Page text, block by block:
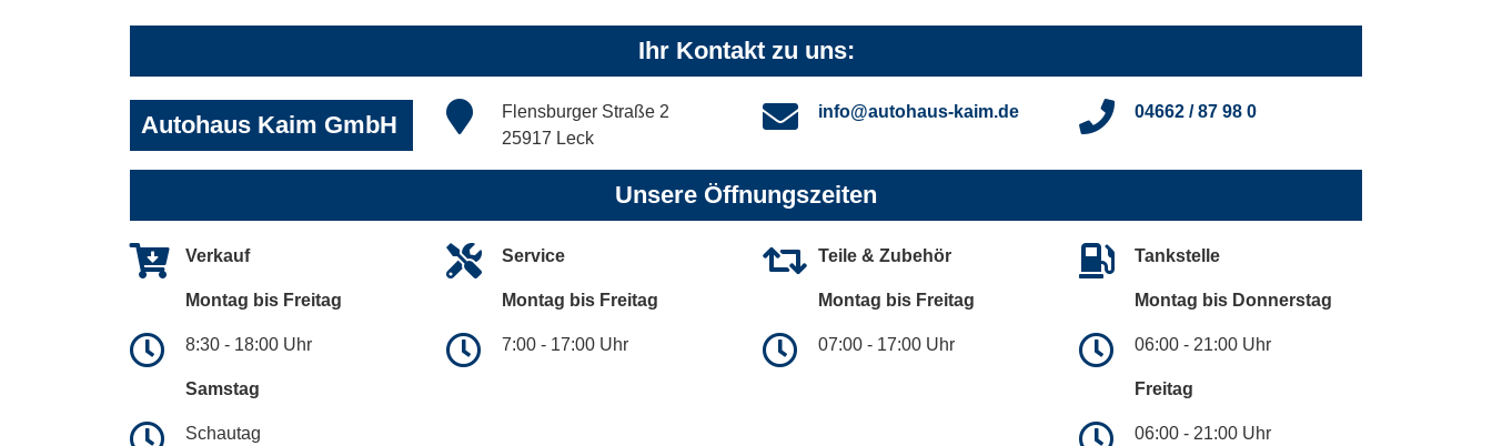
Ihr Kontakt zu uns:
Autohaus Kaim GmbH
Flensburger Straße 2
25917 Leck
info@autohaus-kaim.de 04662 / 87 98 0
Unsere Öffnungszeiten
Verkauf
Montag bis Freitag
8:30 - 18:00 Uhr
Samstag
Schautag
Service
Montag bis Freitag
7:00 - 17:00 Uhr
Teile & Zubehör
Montag bis Freitag
07:00 - 17:00 Uhr
Tankstelle
Montag bis Donnerstag
06:00 - 21:00 Uhr
Freitag
06:00 - 21:00 Uhr